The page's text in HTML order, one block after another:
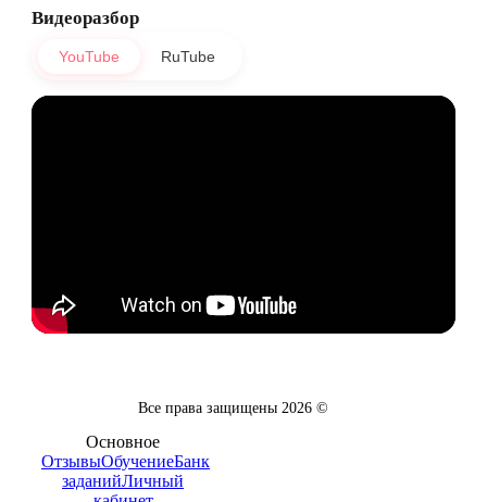
Видеоразбор
YouTube RuTube
Все права защищены2026 ©
Основное
ОтзывыОбучениеБанк
заданийЛичный